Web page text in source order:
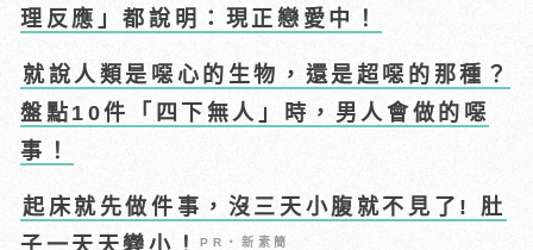
理反應」都說明：現正戀愛中！
就說人類是噁心的生物，還是超噁的那種？
盤點10件「四下無人」時，男人會做的噁
事！
起床就先做件事，沒三天小腹就不見了! 肚
子一天天變小！PR・新素簡